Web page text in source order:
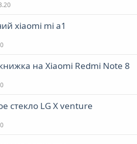
xiaomi mi a1
на Xiaomi Redmi Note 8
стекло LG X venture